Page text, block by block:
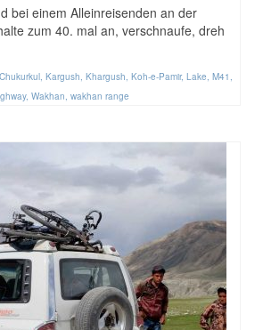
bei einem Alleinreisenden an der
zum 40. mal an, verschnaufe, dreh
Chukurkul, Kargush, Khargush, Koh-e-Pamir, Lake, M41 ,
, Wakhan, wakhan range